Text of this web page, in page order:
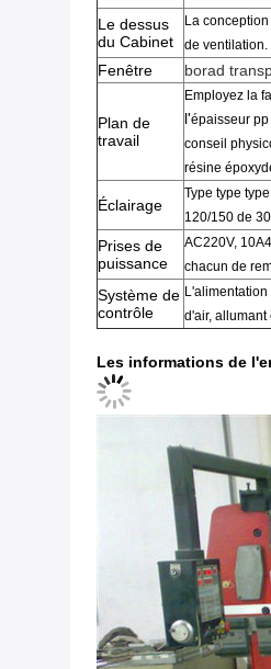
Le dessus
du Cabinet
La
de ventilation.
Fenêtre borad
Plan de
travail
Employez la
l'épaisseur pp
conseil
résine
Éclairage
Type type
120/150 de
Prises de
puissance
AC220V,
chacun de
Système de
contrôle
d'air, allumant
Les informations de